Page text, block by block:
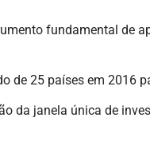
fundamental de
de 25 países em 2016
da janela única de